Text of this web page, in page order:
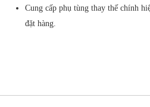
Cung cấp phụ tùng thay thế chính
đặt hàng.